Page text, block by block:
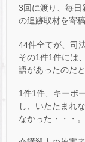
3回に渡り、毎日
の追跡取材を寄稿
44件全てが、司
その1件1件には
語があったのだと
1件1件、キーボ
し、いたたまれ
なかった・・・。